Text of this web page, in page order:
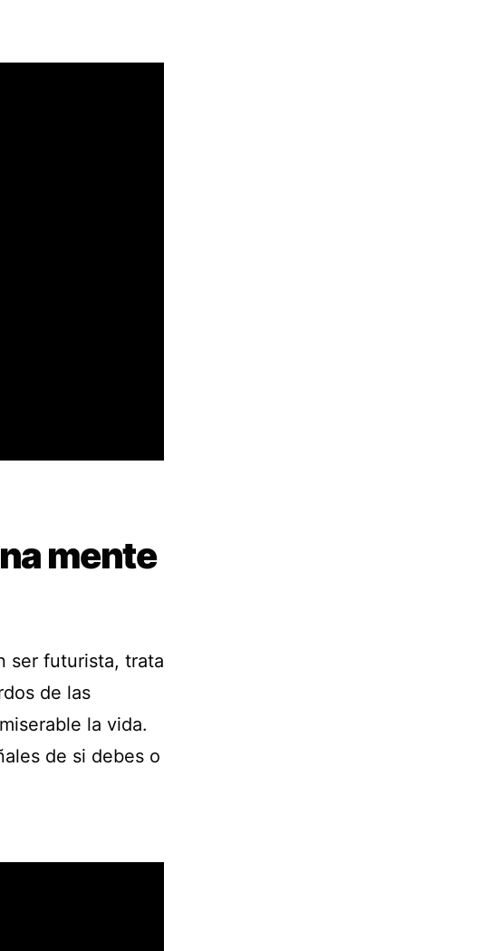
mente
ser futurista, trata
de las
la vida.
de si debes o